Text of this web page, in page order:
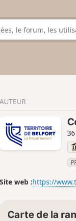
AUTEUR
Site web :https://
Carte de la